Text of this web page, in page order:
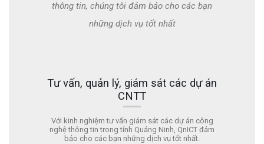
thông tin, chúng tôi đảm bảo cho các bạn
những dịch vụ tốt nhất
Tư vấn, quản lý, giám sát các dự án
CNTT
Với kinh nghiệm tư vấn giám sát các dự án công
nghệ thông tin trong tỉnh Quảng Ninh, QnICT đảm
bảo cho các bạn những dịch vụ tốt nhất.